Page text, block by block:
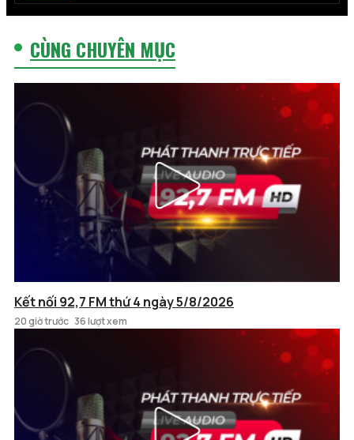
CÙNG CHUYÊN MỤC
Kết nối 92,7 FM thứ 4 ngày 5/8/2026
20 giờ trước 36 lượt xem